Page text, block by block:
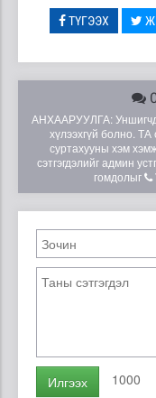
ТҮГЭЭХ
АНХААРУУЛГА:
хүлээхгүй болно. ТА
суртахууны хэм
сэтгэгдэлийг админ
гомдолыг
Илгээх 1000